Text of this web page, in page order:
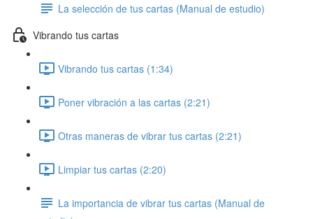
La selección de tus cartas (Manual de estudio)
Vibrando tus cartas
Vibrando tus cartas (1:34)
Poner vibración a las cartas (2:21)
Otras maneras de vibrar tus cartas (2:21)
Limpiar tus cartas (2:20)
La importancia de vibrar tus cartas (Manual de